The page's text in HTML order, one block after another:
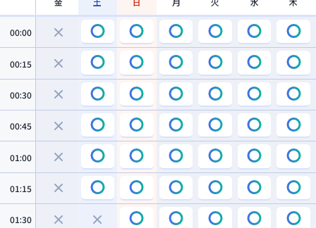
00:00
00:15
00:30
00:45
01:00
01:15
01:30